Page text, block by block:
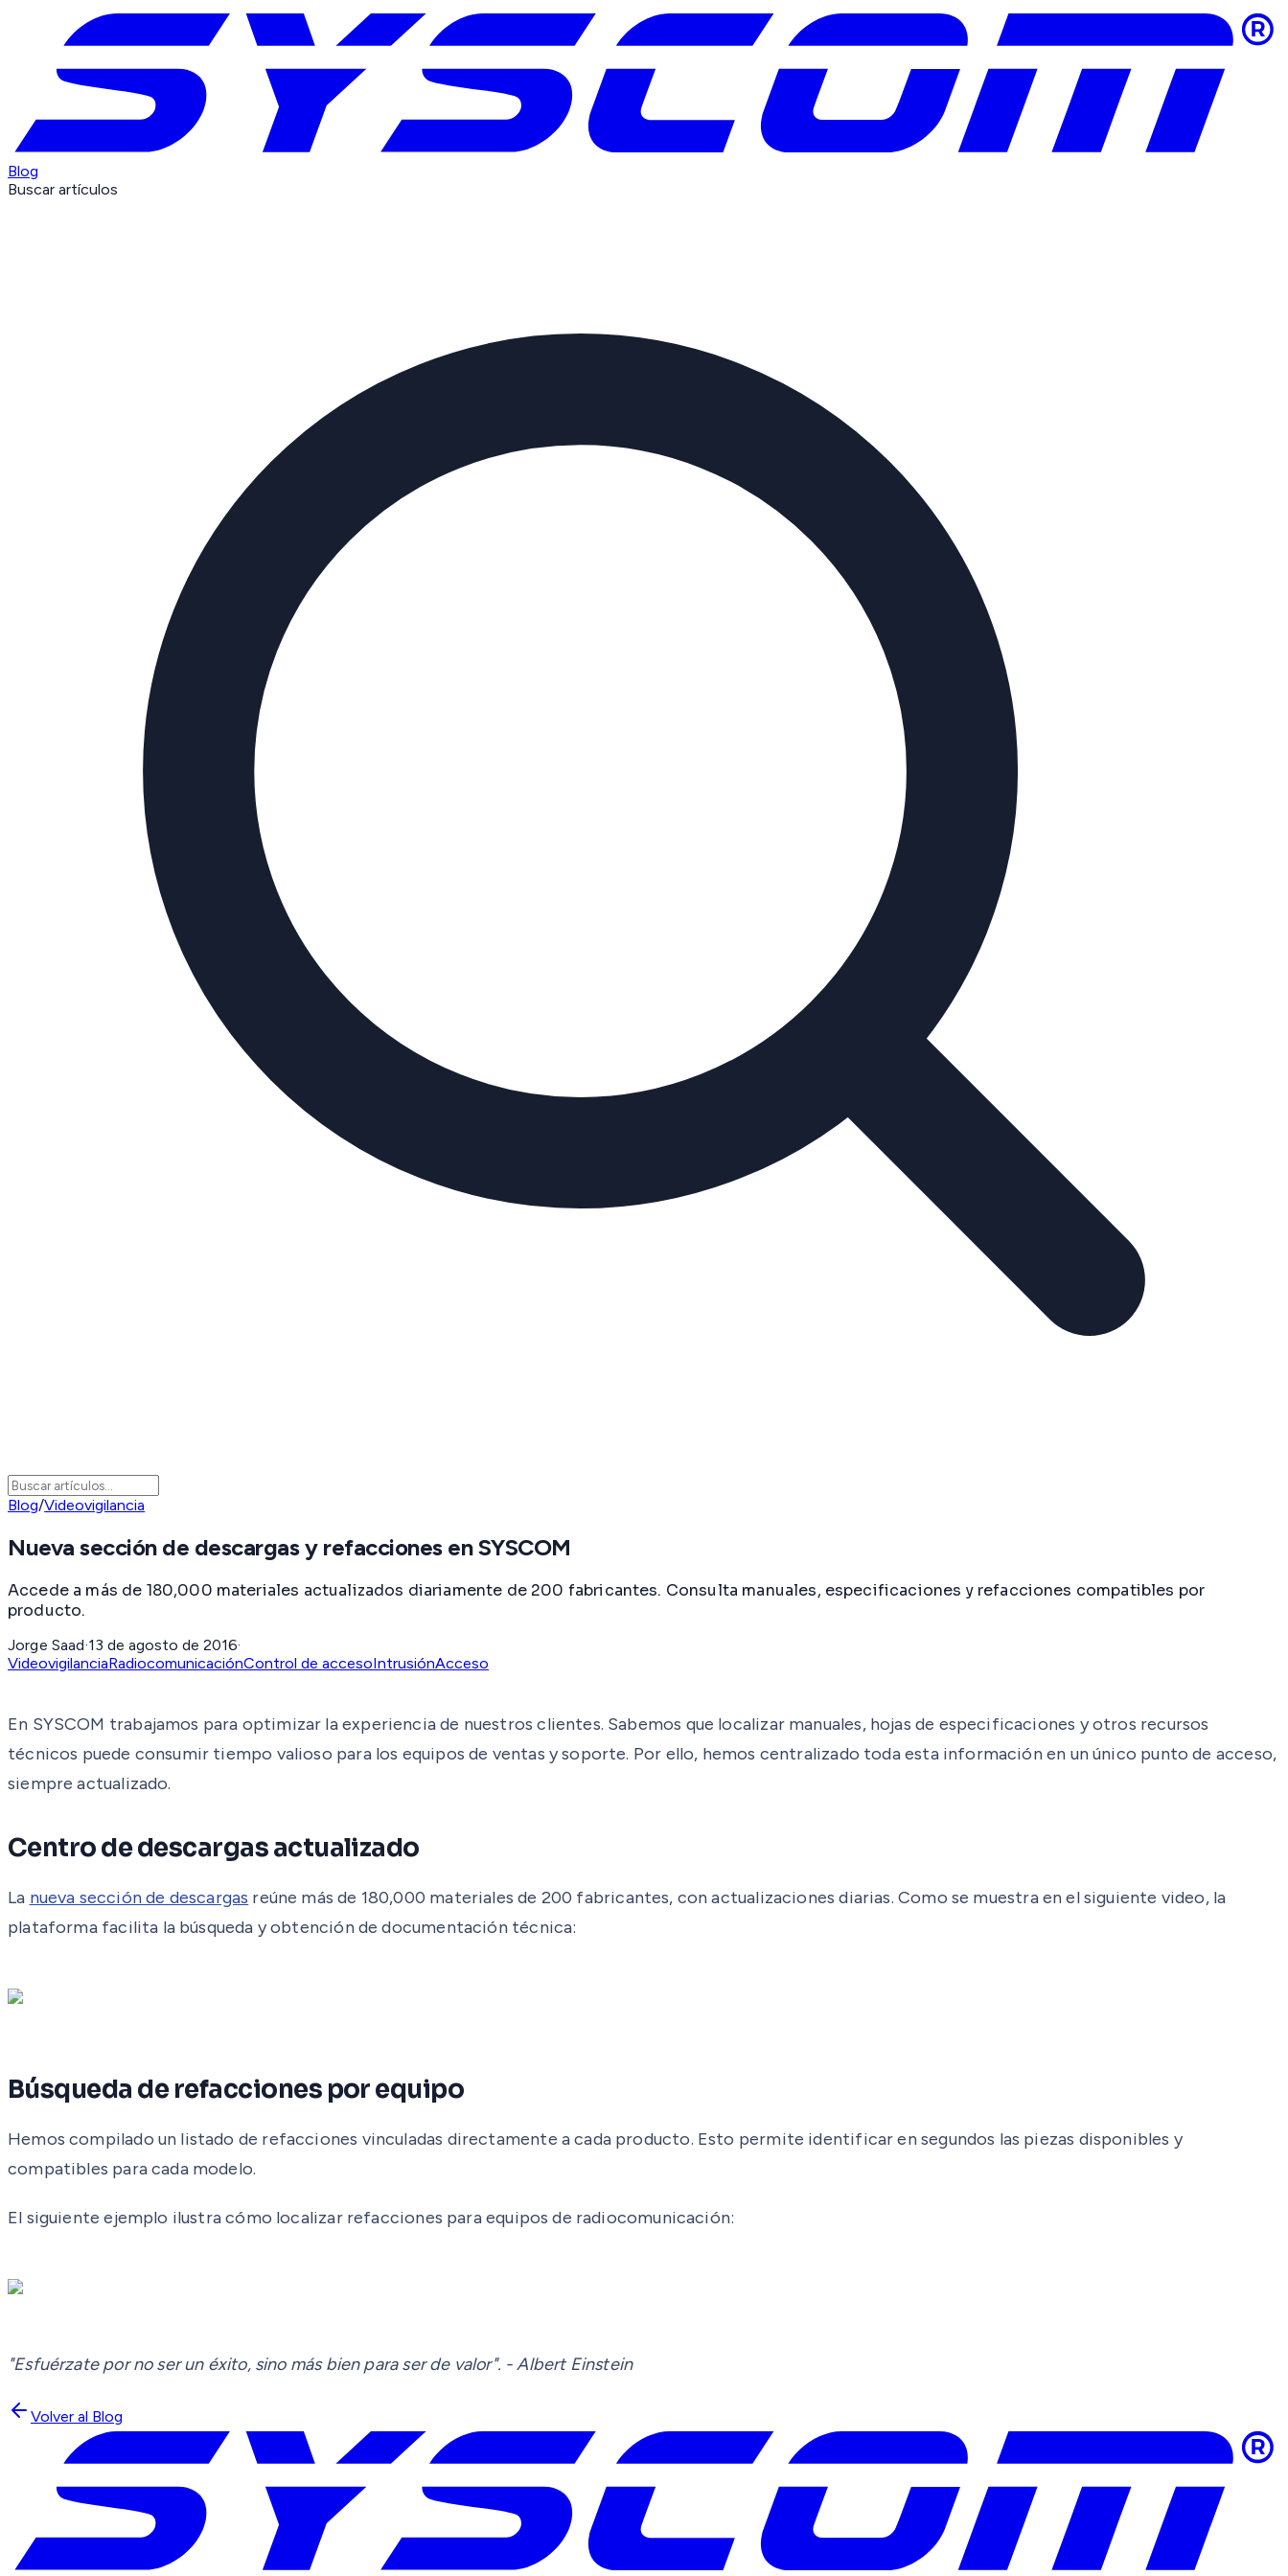
Blog
Buscar artículos
Blog/Videovigilancia
Nueva sección de descargas y refacciones en SYSCOM
Accede a más de 180,000 materiales actualizados diariamente de 200 fabricantes. Consulta manuales, especificaciones y refacciones compatibles por
producto.
Jorge Saad·13 de agosto de 2016·
VideovigilanciaRadiocomunicaciónControl de accesoIntrusiónAcceso
En SYSCOM trabajamos para optimizar la experiencia de nuestros clientes. Sabemos que localizar manuales, hojas de especificaciones y otros recursos
técnicos puede consumir tiempo valioso para los equipos de ventas y soporte. Por ello, hemos centralizado toda esta información en un único punto de acceso,
siempre actualizado.
Centro de descargas actualizado
La nueva sección de descargas reúne más de 180,000 materiales de 200 fabricantes, con actualizaciones diarias. Como se muestra en el siguiente video, la
plataforma facilita la búsqueda y obtención de documentación técnica:
Búsqueda de refacciones por equipo
Hemos compilado un listado de refacciones vinculadas directamente a cada producto. Esto permite identificar en segundos las piezas disponibles y
compatibles para cada modelo.
El siguiente ejemplo ilustra cómo localizar refacciones para equipos de radiocomunicación:
"Esfuérzate por no ser un éxito, sino más bien para ser de valor". - Albert Einstein
Volver al Blog